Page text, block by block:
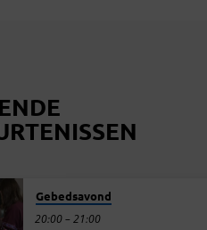
Gebedsavond
20:00 – 21:00